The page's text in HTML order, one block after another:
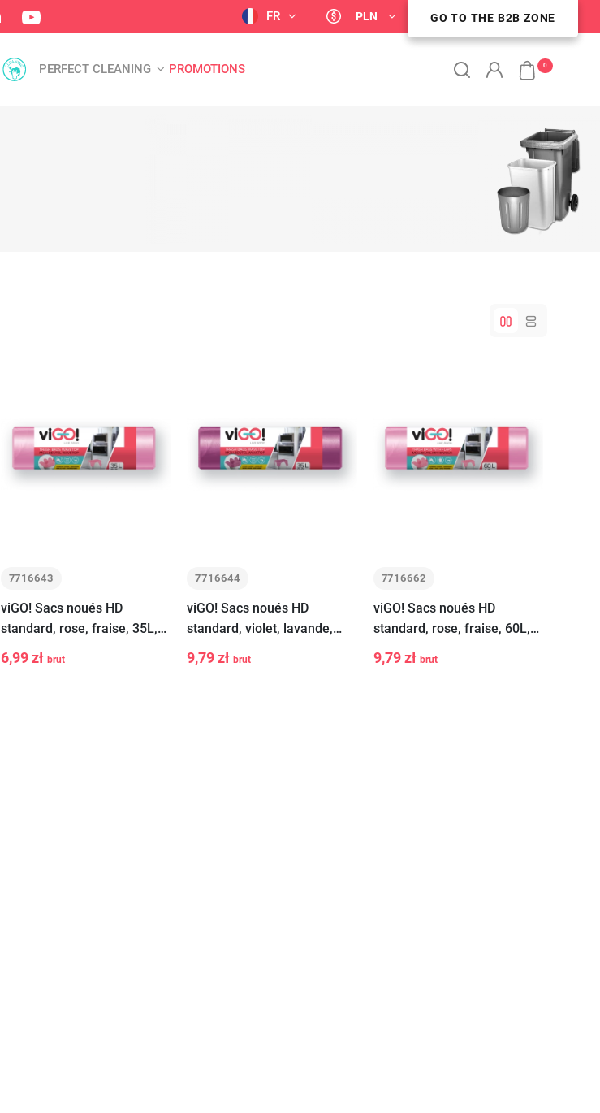
FR PLN ESPACE CLIENT B2B
GO TO THE B2B ZONE
PERFECT CLEANING PROMOTIONS 0
7716643
viGO! Sacs noués HD
standard, rose, fraise, 35L,
26 pièces
6,99 zł brut
-
7716644
viGO! Sacs noués HD
standard, violet, lavande,
35L, 26 pièces
9,79 zł brut
-
7716662
viGO! Sacs noués HD
standard, rose, fraise, 60L,
18 pièces
9,79 zł brut
-